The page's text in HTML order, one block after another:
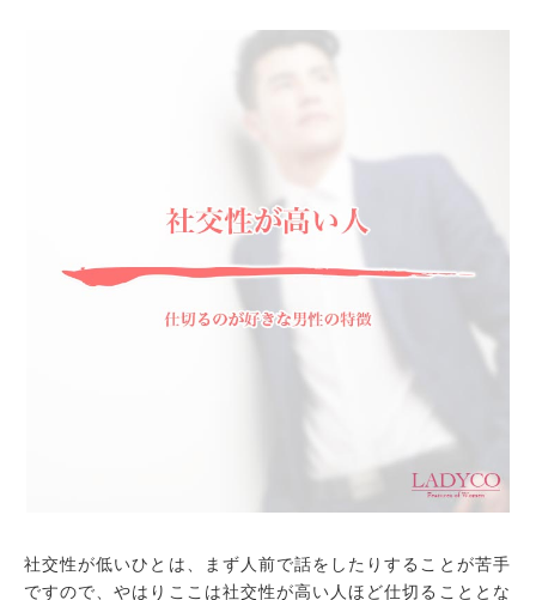
社交性が低いひとは、まず人前で話をしたりすることが苦手
ですので、やはりここは社交性が高い人ほど仕切ることとな